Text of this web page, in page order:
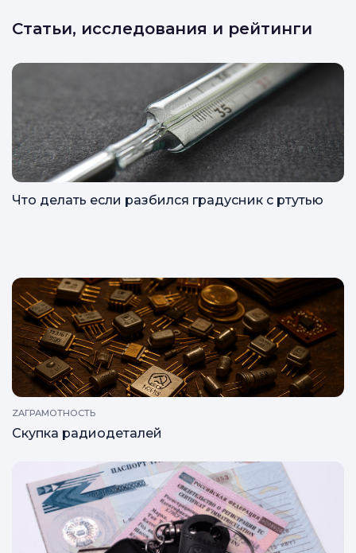
Статьи, исследования и рейтинги
Что делать если разбился градусник с ртутью
ZAГРАМОТНОСТЬ
Скупка радиодеталей